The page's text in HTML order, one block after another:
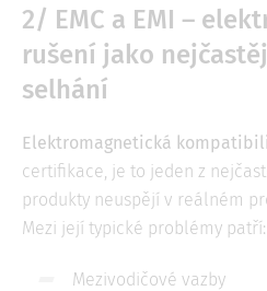
2/ EMC a EMI –
rušení jako
selhání
Elektromagnetická
certifikace, je to jeden z
produkty neuspějí v reálném
Mezi její typické problémy patří:
Mezivodičové vazby